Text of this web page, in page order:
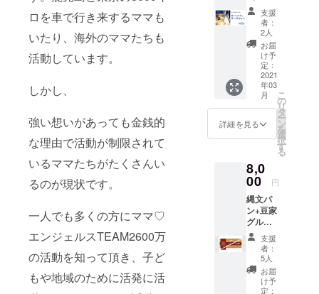
ロを車で行き来するママも
いたり、海外のママたちも
活動しています。
しかし、
強い想いがあっても金銭的
な理由で活動が制限されて
いるママたちがたくさんい
るのが現状です。
一人でも多くの方にママ♡
エンジェルスTEAM2600万
の活動を知って頂き、子ど
もや地域のために活発に活
重な蜂
蜜で
す。 蜂
の運ん
できた
その年
にしか
味わえ
ない味
んでみ
てはい
か？ 美
しさや
健康
は、身
体をつ
くる食
べ物か
らはじ
まる 私
たちが
生きる
イ」と
コラボ
レー
ション
された
新なご
やめし
「ナゴ
ヤあん
かけ麻
婆豆腐
す！ 代
表的な
名古屋
めしと
して愛
されて
きた、
あんか
けスパ
ゲッ
ティ
エン
ジェル
記念に
作った
オリジ
ナルT
シャツ
をお届
けいた
しま
ンジェ
ルスの
カラー
である
ライト
ブルー
のTシャ
ツで
す。
（※女性
りたて
生乳の
チーズ
セッ
ト】 ク
ラウド
ファン
ディン
グの
キック
オフ
パー
ける
チーズ
の実
演」を
してく
ださり
会を盛
り上げ
てくだ
さっ
た、
Milksさ
支援
者：
2人
お届
け予
定：
2021
年03
月
詳細を見る
こ
の
リ
タ
ー
ン
を
選
択
す
る
8,0
00 円
縄文パ
ン+豆家
グルー
プお食
事券
（5000
円分）
“心と体
に美味
支援
者：
5人
お届
け予
定：